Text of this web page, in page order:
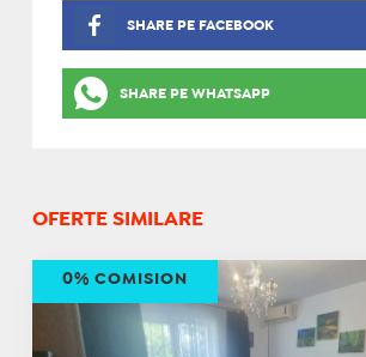
SHARE PE FACEBOOK
SHARE PE WHATSAPP
OFERTE SIMILARE
0% COMISION